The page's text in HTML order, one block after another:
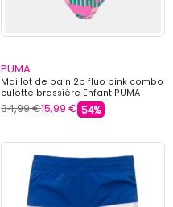
PUMA
Maillot de bain 2p fluo pink combo
culotte brassière Enfant PUMA
34,99 €15,99 € 54%